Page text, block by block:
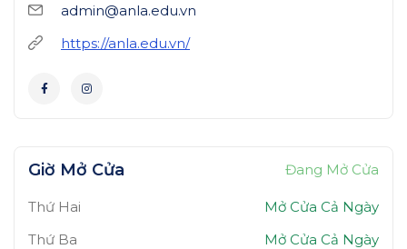
admin@anla.edu.vn
https://anla.edu.vn/
Giờ Mở Cửa Đang Mở Cửa
Thứ Hai
Mở Cửa Cả Ngày
Thứ Ba
Mở Cửa Cả Ngày